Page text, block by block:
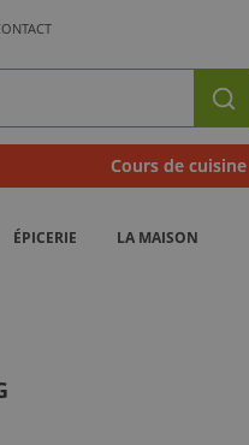
Cours de cuisine
ÉPICERIE LA MAISON